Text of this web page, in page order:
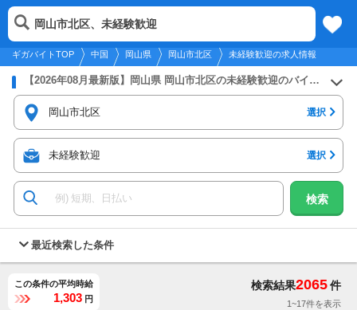
2026年8月9日更新
中国
メニュー
ギガバイトTOP 中国 岡山県 岡山市北区 未経験歓迎の求人情報
岡山市北区、未経験歓迎
【2026年08月最新版】岡山県 岡山市北区の未経験歓迎のバイト・アルバイト・パートの求人募集情報
岡山市北区 選択
未経験歓迎 選択
検索
最近検索した条件
この条件の平均時給
1,303 円
検索結果2065件
1~17件を表示